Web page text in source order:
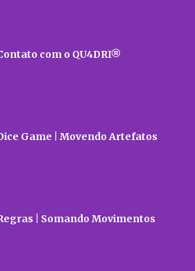
com o QU4DRI®
Game | Movendo Artefatos
| Somando Movimentos